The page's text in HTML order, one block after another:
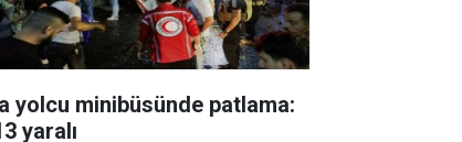
yolcu minibüsünde patlama:
yaralı